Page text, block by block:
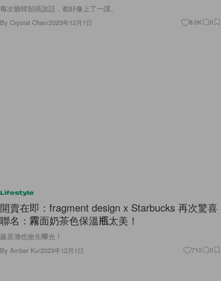
每次聽韓韶禧說話，都好像上了一課。
By Crystal Chan/2023年12月1日 8.0K 0
Lifestyle
開賣在即：fragment design x Starbucks 再次驚喜
聯名：霧面奶茶色保溫瓶太美！
藤原浩也搶先曝光！
By Amber Ku/2023年12月1日 710 0